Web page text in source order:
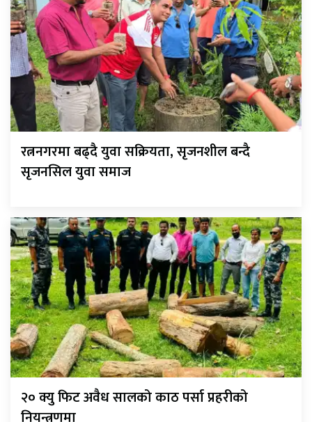
रत्ननगरमा बढ्दै युवा सक्रियता, सृजनशील बन्दै
सृजनसिल युवा समाज
२० क्यु फिट अवैध सालको काठ पर्सा प्रहरीको